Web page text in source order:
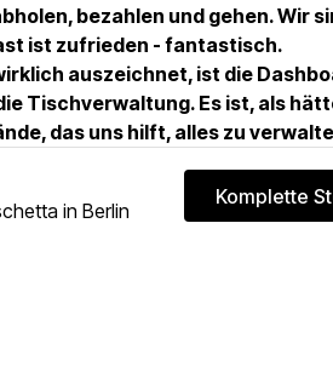
bezahlen und gehen. Wir
ist zufrieden - fantastisch.
auszeichnet, ist die
Tischverwaltung. Es ist, als
das uns hilft, alles zu
in Berlin
Komplette